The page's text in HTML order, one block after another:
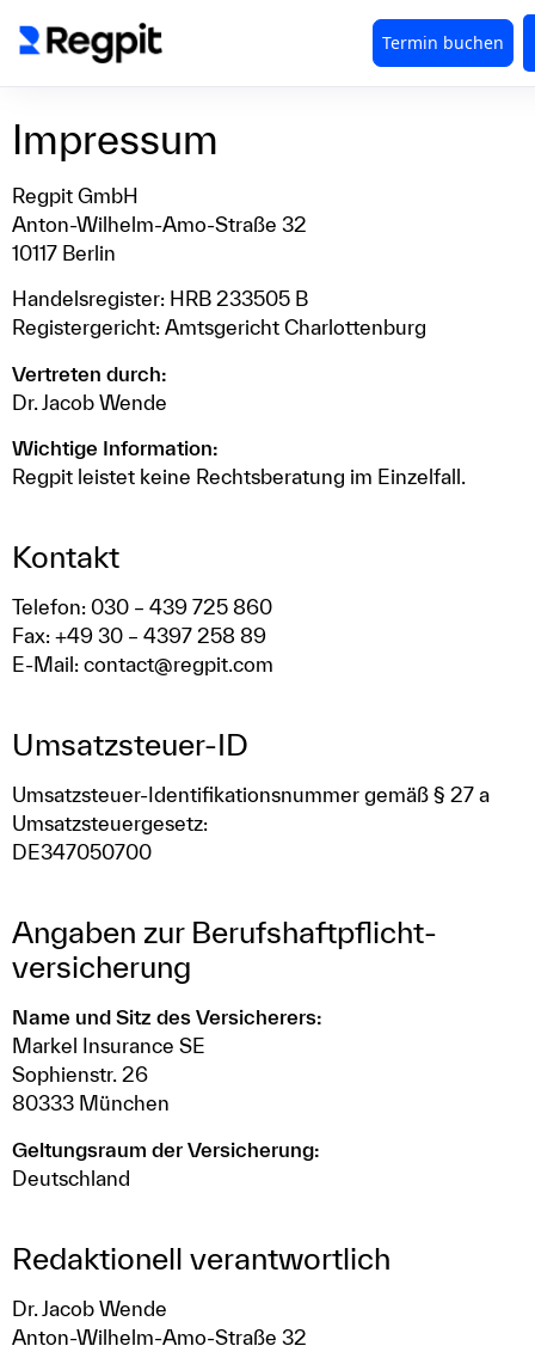
Impressum
Regpit GmbH
Anton-Wilhelm-Amo-Straße 32
10117 Berlin
Handelsregister: HRB 233505 B
Registergericht: Amtsgericht Charlottenburg
Vertreten durch:
Dr. Jacob Wende
Wichtige Information:
Regpit leistet keine Rechtsberatung im Einzelfall.
Kontakt
Telefon: 030 – 439 725 860
Fax: +49 30 – 4397 258 89
E-Mail: contact@regpit.com
Umsatzsteuer-ID
Umsatzsteuer-Identifikationsnummer gemäß § 27 a
Umsatzsteuergesetz:
DE347050700
Angaben zur Berufs­haftpflicht­
versicherung
Name und Sitz des Versicherers:
Markel Insurance SE
Sophienstr. 26
80333 München
Geltungsraum der Versicherung:
Deutschland
Redaktionell verantwortlich
Dr. Jacob Wende
Anton-Wilhelm-Amo-Straße 32